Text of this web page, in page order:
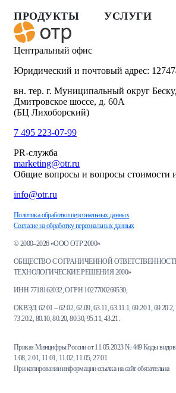
ПРОДУКТЫ УСЛУГИ
Центральный офис
Юридический и почтовый адрес:
вн. тер. г. Муниципальный округ
Дмитровское шоссе, д. 60А
(БЦ Лихоборский)
7 495 223-07-99
PR-служба
marketing@otr.ru
Общие вопросы и вопросы стоимости
info@otr.ru
Политика обработки персональных данных
Согласие на обработку персональных данных
© 2000–2026 «ООО ОТР 2000»
ОБЩЕСТВО С ОГРАНИЧЕННОЙ
ТЕХНОЛОГИЧЕСКИЕ РЕШЕНИЯ 2000»
ИНН 7718162032, ОГРН 1027700269530,
ОКВЭД: 62.01 – 62.02, 62.09, 63.11, 63.11.1, 69.20.1, 69.20.2,
73.20.2, 80.10, 80.20, 80.30, 95.11, 43.21.
Приказ Минцифры России от 11.05.2023 № 449 Коды видов
1.08, 2.01, 11.01, 11.02, 11.05, 27.01
При копировании информации ссылка на сайт обязательна